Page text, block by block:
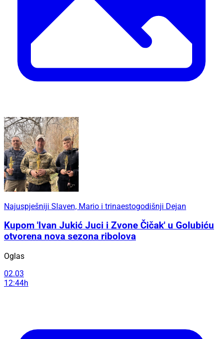
Najuspješniji Slaven, Mario i trinaestogodišnji Dejan
Kupom 'Ivan Jukić Juci i Zvone Čičak' u Golubiću
otvorena nova sezona ribolova
Oglas
02.03
12:44h